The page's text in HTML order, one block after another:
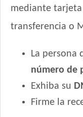
mediante
transferencia o
La persona
número de
Exhiba su
Firme la